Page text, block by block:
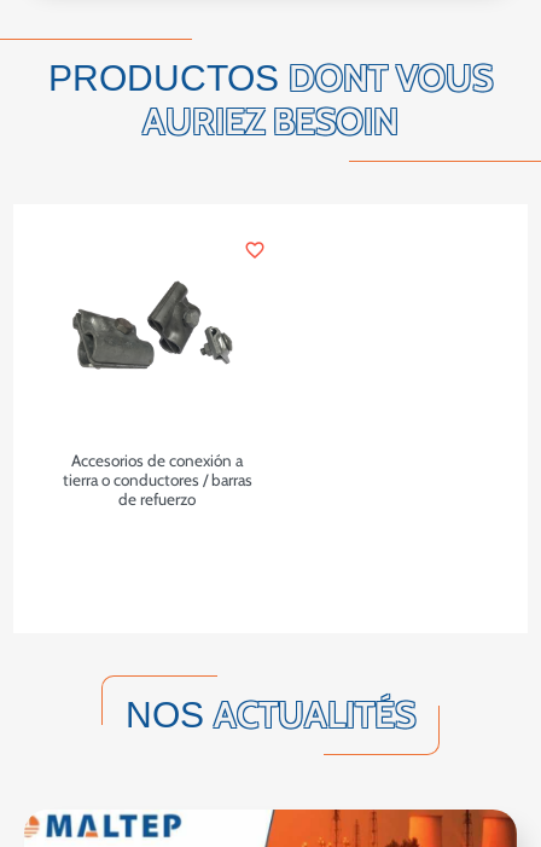
PRODUCTOS DONT VOUS
AURIEZ BESOIN
Accesorios de conexión a
tierra o conductores / barras
de refuerzo
favorite_border
NOSACTUALITÉS